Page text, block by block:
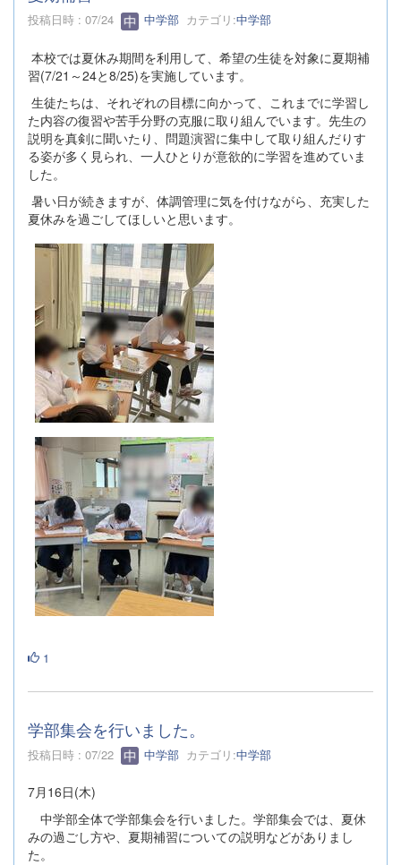
投稿日時 : 07/24 中学部 カテゴリ:中学部
本校では夏休み期間を利用して、希望の生徒を対象に夏期補
習(7/21～24と8/25)を実施しています。
生徒たちは、それぞれの目標に向かって、これまでに学習し
た内容の復習や苦手分野の克服に取り組んでいます。先生の
説明を真剣に聞いたり、問題演習に集中して取り組んだりす
る姿が多く見られ、一人ひとりが意欲的に学習を進めていま
した。
暑い日が続きますが、体調管理に気を付けながら、充実した
夏休みを過ごしてほしいと思います。
1
学部集会を行いました。
投稿日時 : 07/22 中学部 カテゴリ:中学部
7月16日(木)
中学部全体で学部集会を行いました。学部集会では、夏休
みの過ごし方や、夏期補習についての説明などがありまし
た。